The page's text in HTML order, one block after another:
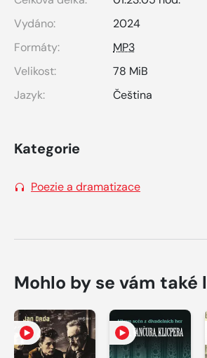
Vydáno:
2024
Formáty:
MP3
Velikost:
78 MiB
Jazyk:
Čeština
Kategorie
Poezie a dramatizace
Mohlo by se vám také